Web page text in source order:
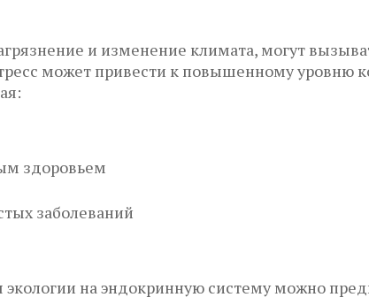
и изменение климата, могут
может привести к повышенному уровню
здоровьем
заболеваний
на эндокринную систему можно